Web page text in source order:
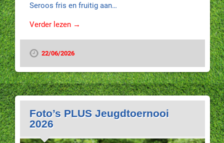
Seroos fris en fruitig aan…
Verder lezen →
22/06/2026
Foto’s PLUS Jeugdtoernooi
2026